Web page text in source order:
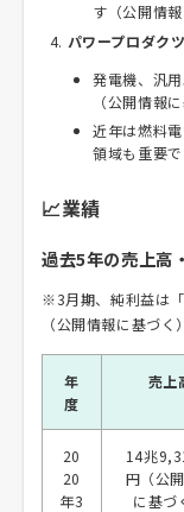
す（公開情報
パワープロダク
発電機、汎
（公開情報
近年は燃料
領域も重要
📈業績
過去5年の売上高
※3月期、純利益は
（公開情報に基づく）
年
度
売上
20
20
年3
14兆
円（公
に基づ